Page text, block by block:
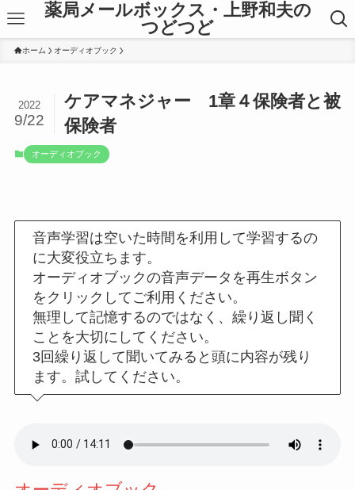
薬局メールボックス・上野和夫の
つどつど
ホーム オーディオブック
ケアマネジャー 1章４保険者と被
保険者
2022
9/22
オーディオブック
音声学習は空いた時間を利用して学習するの
に大変役立ちます。
オーディオブックの音声データを再生ボタン
をクリックしてご利用ください。
無理して記憶するのではなく、繰り返し聞く
ことを大切にしてください。
3回繰り返して聞いてみると頭に内容が残り
ます。試してください。